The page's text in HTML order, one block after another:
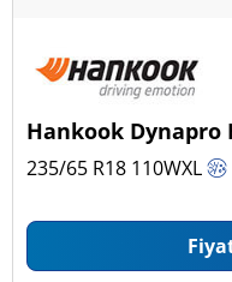
Hankook Dynapro
235/65 R18 110WXL